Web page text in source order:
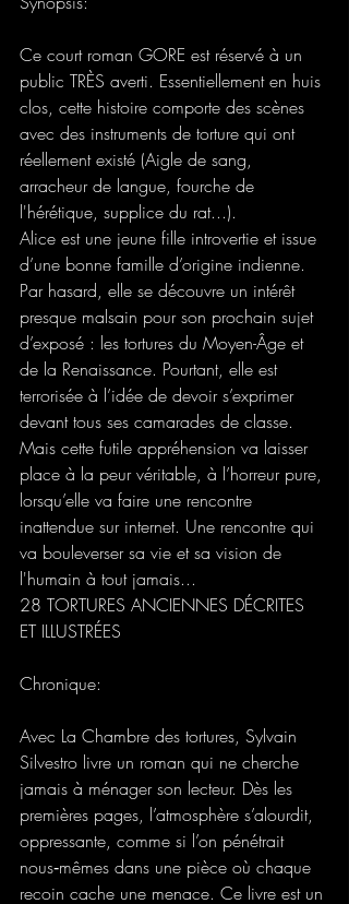
Ce court roman GORE est réservé à un
public TRÈS averti. Essentiellement en huis
clos, cette histoire comporte des scènes
avec des instruments de torture qui ont
réellement existé (Aigle de sang,
arracheur de langue, fourche de
l'hérétique, supplice du rat...).
Alice est une jeune fille introvertie et issue
d’une bonne famille d’origine indienne.
Par hasard, elle se découvre un intérêt
presque malsain pour son prochain sujet
d’exposé : les tortures du Moyen-Âge et
de la Renaissance. Pourtant, elle est
terrorisée à l’idée de devoir s’exprimer
devant tous ses camarades de classe.
Mais cette futile appréhension va laisser
place à la peur véritable, à l’horreur pure,
lorsqu’elle va faire une rencontre
inattendue sur internet. Une rencontre qui
va bouleverser sa vie et sa vision de
l'humain à tout jamais...
28 TORTURES ANCIENNES DÉCRITES
ET ILLUSTRÉES
Chronique:
Avec La Chambre des tortures, Sylvain
Silvestro livre un roman qui ne cherche
jamais à ménager son lecteur. Dès les
premières pages, l’atmosphère s’alourdit,
oppressante, comme si l’on pénétrait
nous‑mêmes dans une pièce où chaque
recoin cache une menace. Ce livre est un